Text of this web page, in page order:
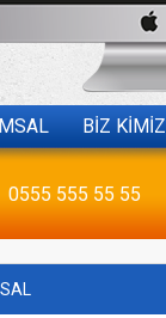
BİZ KİMİZ
0555 555 55 55